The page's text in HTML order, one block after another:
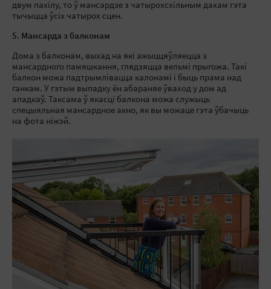
двум пахілу, то ў мансардзе з чатырохсхільным дахам гэта
тычыцца ўсіх чатырох сцен.
5. Мансарда з балконам
Дома з балконам, выхад на які ажыццяўляецца з
мансардного памяшкання, глядзяцца вельмі прыгожа. Такі
балкон можа падтрымлівацца калонамі і быць прама над
ганкам. У гэтым выпадку ён абараняе ўваход у дом ад
ападкаў. Таксама ў якасці балкона можа служыць
спецыяльная мансардное акно, як вы можаце гэта ўбачыць
на фота ніжэй.